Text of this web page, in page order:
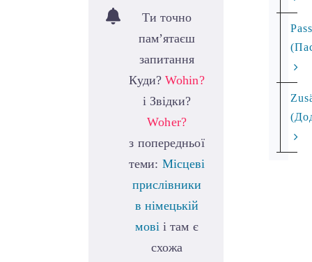
Ти точно
пам’ятаєш
запитання
Куди?Wohin?
і Звідки?
Woher?
з попередньої
теми: Місцеві
прислівники
в німецькій
мові і там є
схожа